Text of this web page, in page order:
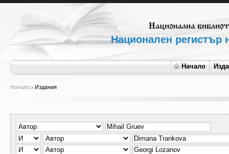
Национален регистър
Начало
Начало Издания